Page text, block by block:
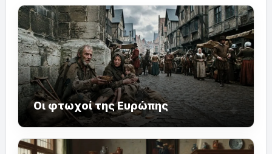
Οι φτωχοί της Ευρώπης